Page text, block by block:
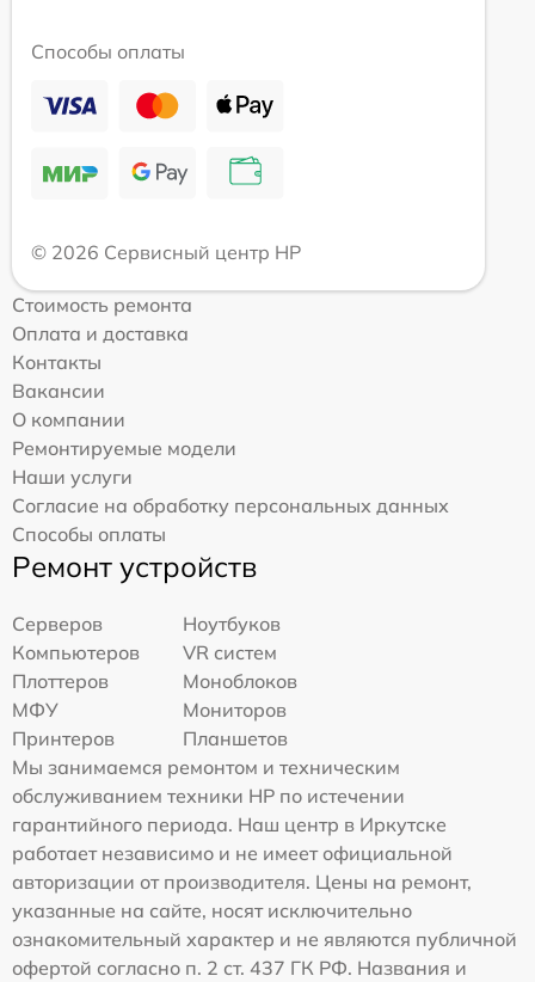
Способы оплаты
© 2026 Сервисный центр HP
Стоимость ремонта
Оплата и доставка
Контакты
Вакансии
О компании
Ремонтируемые модели
Наши услуги
Согласие на обработку персональных данных
Способы оплаты
Ремонт устройств
Серверов
Ноутбуков
Компьютеров
VR систем
Плоттеров
Моноблоков
МФУ
Мониторов
Принтеров
Планшетов
Мы занимаемся ремонтом и техническим
обслуживанием техники HP по истечении
гарантийного периода. Наш центр в Иркутске
работает независимо и не имеет официальной
авторизации от производителя. Цены на ремонт,
указанные на сайте, носят исключительно
ознакомительный характер и не являются публичной
офертой согласно п. 2 ст. 437 ГК РФ. Названия и